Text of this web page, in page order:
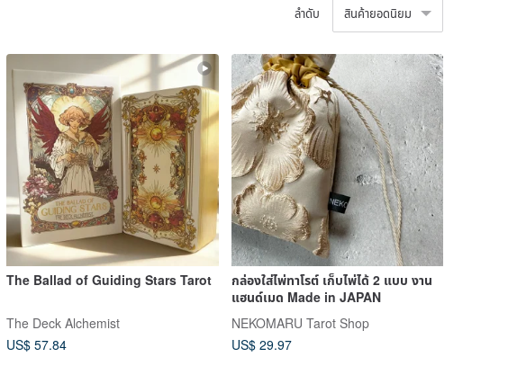
ลำดับ สินค้ายอดนิยม
The Ballad of Guiding Stars Tarot
The Deck Alchemist
US$ 57.84
กล่องใส่ไพ่ทาโรต์ เก็บไพ่ได้ 2 แบบ งาน
แฮนด์เมด Made in JAPAN
NEKOMARU Tarot Shop
US$ 29.97